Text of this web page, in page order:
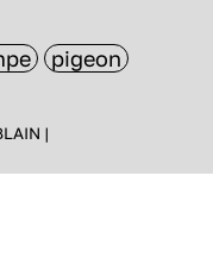
pigeon
|